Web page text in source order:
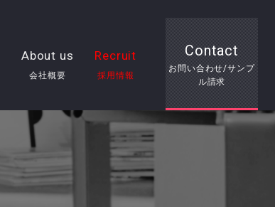
Contact
お問い合わせ/サンプ
ル請求
About us
会社概要
Recruit
採用情報